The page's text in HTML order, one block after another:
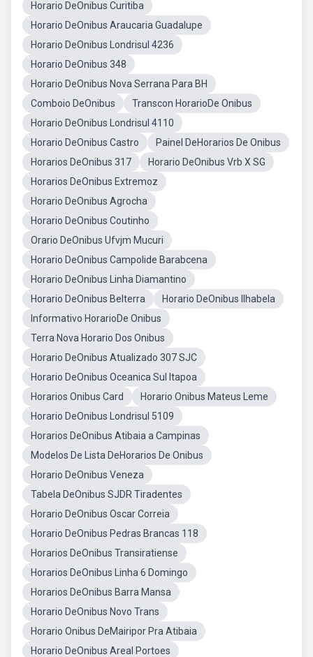
Horario DeOnibus Curitiba
Horario DeOnibus Araucaria Guadalupe
Horario DeOnibus Londrisul 4236
Horario DeOnibus 348
Horario DeOnibus Nova Serrana Para BH
Comboio DeOnibus
Transcon HorarioDe Onibus
Horario DeOnibus Londrisul 4110
Horario DeOnibus Castro
Painel DeHorarios De Onibus
Horarios DeOnibus 317
Horario DeOnibus Vrb X SG
Horarios DeOnibus Extremoz
Horario DeOnibus Agrocha
Horario DeOnibus Coutinho
Orario DeOnibus Ufvjm Mucuri
Horario DeOnibus Campolide Barabcena
Horario DeOnibus Linha Diamantino
Horario DeOnibus Belterra
Horario DeOnibus Ilhabela
Informativo HorarioDe Onibus
Terra Nova Horario Dos Onibus
Horario DeOnibus Atualizado 307 SJC
Horario DeOnibus Oceanica Sul Itapoa
Horarios Onibus Card
Horario Onibus Mateus Leme
Horario DeOnibus Londrisul 5109
Horarios DeOnibus Atibaia a Campinas
Modelos De Lista DeHorarios De Onibus
Horario DeOnibus Veneza
Tabela DeOnibus SJDR Tiradentes
Horario DeOnibus Oscar Correia
Horario DeOnibus Pedras Brancas 118
Horarios DeOnibus Transiratiense
Horarios DeOnibus Linha 6 Domingo
Horarios DeOnibus Barra Mansa
Horario DeOnibus Novo Trans
Horario Onibus DeMairipor Pra Atibaia
Horario DeOnibus Areal Portoes